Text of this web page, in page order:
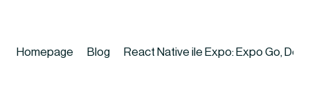
Homepage Blog React Native ile Expo: Expo Go,